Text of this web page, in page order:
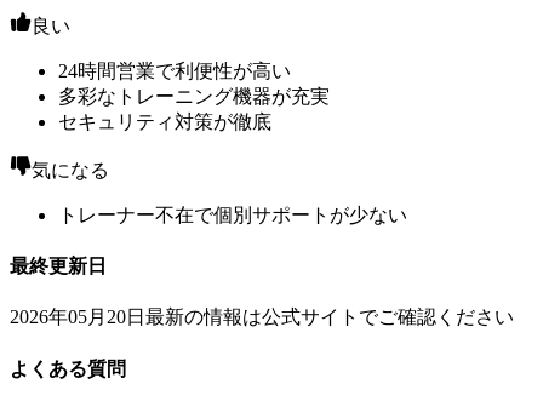
良い
24時間営業で利便性が高い
多彩なトレーニング機器が充実
セキュリティ対策が徹底
気になる
トレーナー不在で個別サポートが少ない
最終更新日
2026年05月20日 最新の情報は公式サイトでご確認ください
よくある質問